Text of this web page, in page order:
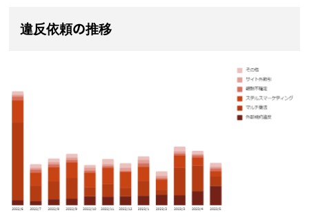
違反依頼の推移